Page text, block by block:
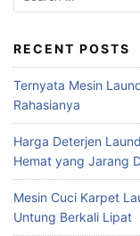
for:
RECENT POSTS
Ternyata Mesin
Rahasianya
Harga Deterjen
Hemat yang Jarang
Mesin Cuci Karpet
Untung Berkali Lipat